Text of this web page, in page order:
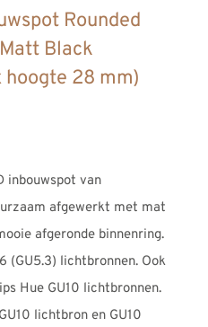
Rounded
Black
28 mm)
inbouwspot van
afgewerkt met mat
afgeronde binnenring.
(GU5.3) lichtbronnen. Ook
Hue GU10 lichtbronnen.
lichtbron en GU10